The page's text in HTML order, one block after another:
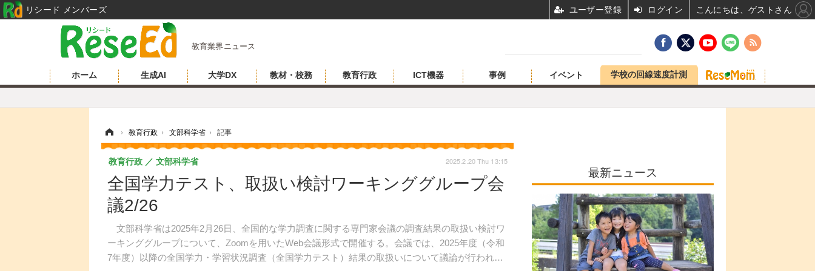
教育業界ニュース
ホーム 生成AI 大学DX 教材・校務 教育行政 ICT機器 事例 イベント 学校の回線速度計測
› 教育行政 › 文部科学省 › 記事
全国学力テスト、取扱い検討ワーキンググループ会
議2/26
文部科学省は2025年2月26日、全国的な学力調査に関する専門家会議の調査結果の取扱い検討ワ
ーキンググループについて、Zoomを用いたWeb会議形式で開催する。会議では、2025年度（令和
7年度）以降の全国学力・学習状況調査（全国学力テスト）結果の取扱いについて議論が行われる
教育行政 文部科学省 2025.2.20 Thu 13:15
最新ニュース
リシード メンバーズ ユーザー登録 ログイン こんにちは、ゲストさん